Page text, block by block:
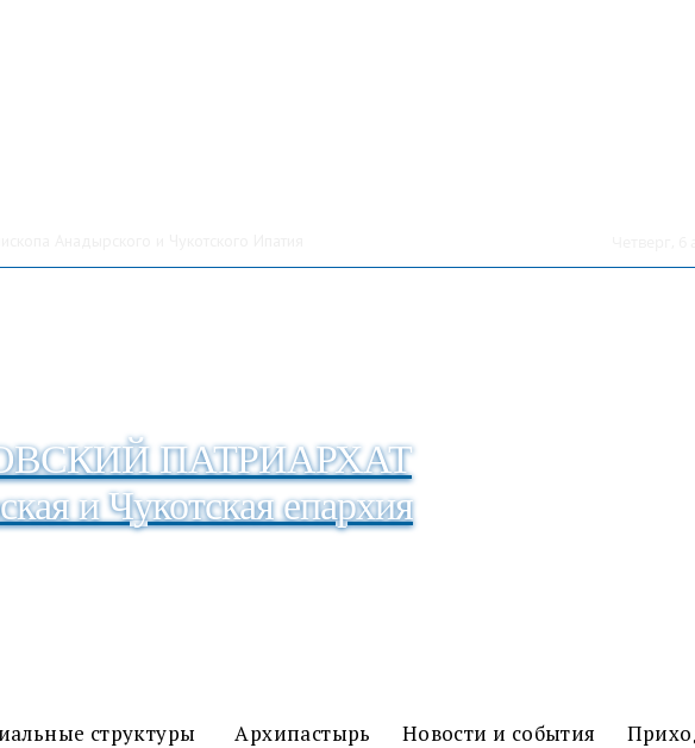
ПАТРИАРХАТ
и Чукотская епархия
структуры Архипастырь Новости и события